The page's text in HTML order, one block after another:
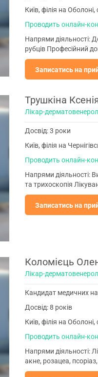
Київ, філія на
Проводить онлайн-
Напрями діяльності:
рубців Професійний
Записатись на
Трушкіна
Лікар-
Досвід: 3 роки
Київ, філія на
Проводить онлайн-
Напрями діяльності:
та трихоскопія
Записатись на
Коломієць
Лікар-
Кандидат медичних
Досвід: 8 років
Київ, філія на
Проводить онлайн-
Напрями діяльності:
акне, розацеа,